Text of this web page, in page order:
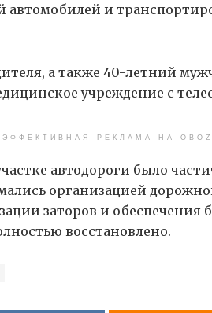
автомобилей и
а также 40-летний
учреждение с
ЭФФЕКТИВНАЯ РЕКЛАМА НА
автодороги было
организацией
заторов и обеспечения
восстановлено.